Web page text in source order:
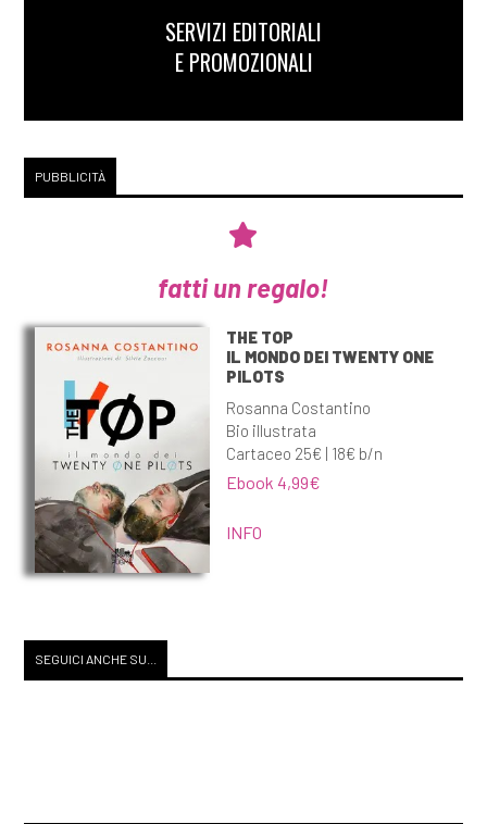
SERVIZI EDITORIALI
E PROMOZIONALI
PUBBLICITÀ
fatti un regalo!
THE TOP
IL MONDO DEI TWENTY ONE
PILOTS
Rosanna Costantino
Bio illustrata
Cartaceo 25€ | 18€ b/n
Ebook 4,99€
INFO
SEGUICI ANCHE SU...